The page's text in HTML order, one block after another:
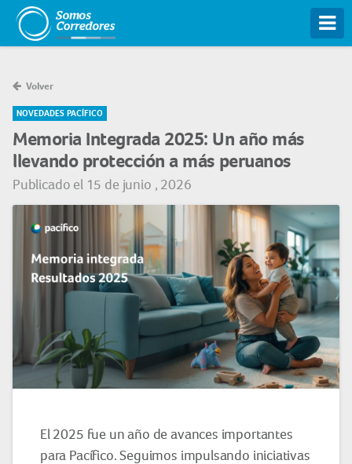
Volver
NOVEDADES PACÍFICO
Memoria Integrada 2025: Un año más
llevando protección a más peruanos
Publicado el 15 de junio , 2026
El 2025 fue un año de avances importantes
para Pacífico. Seguimos impulsando iniciativas